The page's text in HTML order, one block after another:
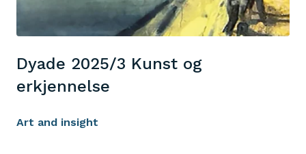
Dyade 2025/3 Kunst og
erkjennelse
Art and insight